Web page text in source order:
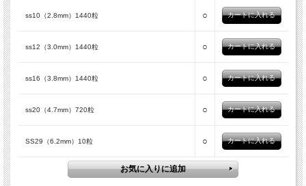
ss10（2.8mm）1440粒 ○
ss12（3.0mm）1440粒 ○
ss16（3.8mm）1440粒 ○
ss20（4.7mm）720粒 ○
SS29（6.2mm）10粒 ○